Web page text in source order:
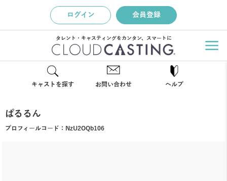
ログイン 会員登録
タレント・キャスティングをカンタン、スマートに
キャストを探す お問い合わせ ヘルプ
ぱるるん
プロフィールコード： NzU2OQb106